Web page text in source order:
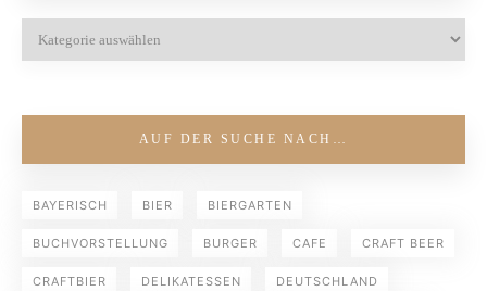
AUF DER SUCHE NACH…
BAYERISCH BIER BIERGARTEN
BUCHVORSTELLUNG BURGER CAFE CRAFT BEER
CRAFTBIER DELIKATESSEN DEUTSCHLAND